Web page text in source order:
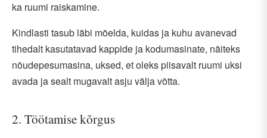
ka ruumi raiskamine.
Kindlasti tasub läbi mõelda, kuidas ja kuhu avanevad
tihedalt kasutatavad kappide ja kodumasinate, näiteks
nõudepesumasina, uksed, et oleks piisavalt ruumi uksi
avada ja sealt mugavalt asju välja võtta.
2. Töötamise kõrgus